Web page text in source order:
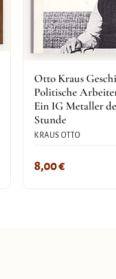
Otto Kraus
Politische
Ein IG Metaller
Stunde
KRAUS OTTO
8,00€